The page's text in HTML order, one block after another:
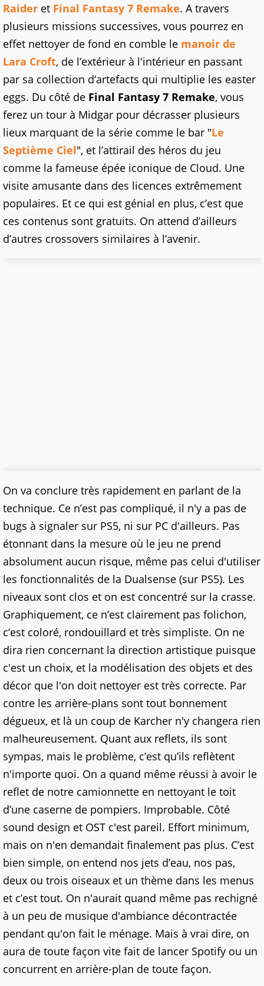
Raider et Final Fantasy 7 Remake. A travers
plusieurs missions successives, vous pourrez en
effet nettoyer de fond en comble le manoir de
Lara Croft, de l’extérieur à l'intérieur en passant
par sa collection d‘artefacts qui multiplie les easter
eggs. Du côté de Final Fantasy 7 Remake, vous
ferez un tour à Midgar pour décrasser plusieurs
lieux marquant de la série comme le bar "Le
Septième Ciel", et l’attirail des héros du jeu
comme la fameuse épée iconique de Cloud. Une
visite amusante dans des licences extrêmement
populaires. Et ce qui est génial en plus, c’est que
ces contenus sont gratuits. On attend d’ailleurs
d’autres crossovers similaires à l’avenir.
On va conclure très rapidement en parlant de la
technique. Ce n’est pas compliqué, il n'y a pas de
bugs à signaler sur PS5, ni sur PC d'ailleurs. Pas
étonnant dans la mesure où le jeu ne prend
absolument aucun risque, même pas celui d'utiliser
les fonctionnalités de la Dualsense (sur PS5). Les
niveaux sont clos et on est concentré sur la crasse.
Graphiquement, ce n’est clairement pas folichon,
c’est coloré, rondouillard et très simpliste. On ne
dira rien concernant la direction artistique puisque
c'est un choix, et la modélisation des objets et des
décor que l'on doit nettoyer est très correcte. Par
contre les arrière-plans sont tout bonnement
dégueux, et là un coup de Karcher n'y changera rien
malheureusement. Quant aux reflets, ils sont
sympas, mais le problème, c’est qu’ils reflètent
n'importe quoi. On a quand même réussi à avoir le
reflet de notre camionnette en nettoyant le toit
d’une caserne de pompiers. Improbable. Côté
sound design et OST c'est pareil. Effort minimum,
mais on n'en demandait finalement pas plus. C’est
bien simple, on entend nos jets d’eau, nos pas,
deux ou trois oiseaux et un thème dans les menus
et c’est tout. On n'aurait quand même pas rechigné
à un peu de musique d'ambiance décontractée
pendant qu'on fait le ménage. Mais à vrai dire, on
aura de toute façon vite fait de lancer Spotify ou un
concurrent en arrière-plan de toute façon.